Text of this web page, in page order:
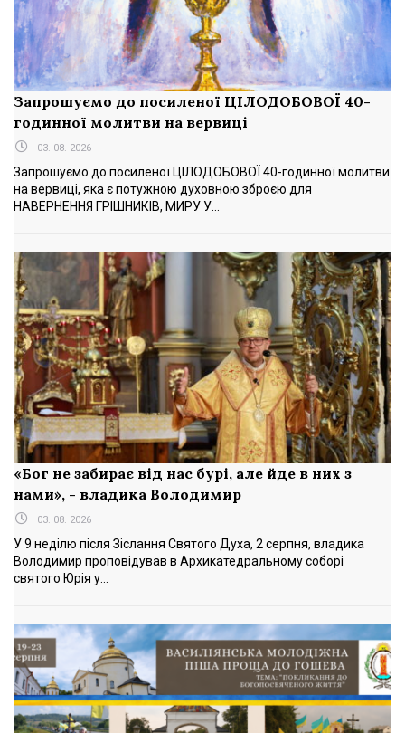
Запрошуємо до посиленої ЦІЛОДОБОВОЇ 40-
годинної молитви на вервиці
03. 08. 2026
Запрошуємо до посиленої ЦІЛОДОБОВОЇ 40-годинної молитви
на вервиці, яка є потужною духовною зброєю для
НАВЕРНЕННЯ ГРІШНИКІВ, МИРУ У...
«Бог не забирає від нас бурі, але йде в них з
нами», - владика Володимир
03. 08. 2026
У 9 неділю після Зіслання Святого Духа, 2 серпня, владика
Володимир проповідував в Архикатедральному соборі
святого Юрія у...